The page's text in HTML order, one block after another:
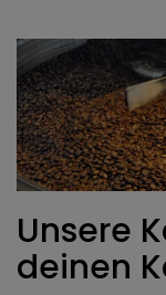
Unsere
deinen